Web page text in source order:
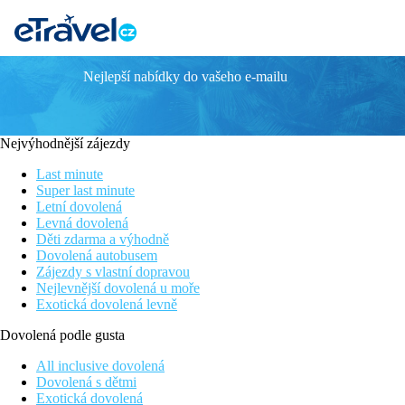
POGGIO DI TROPEA
Informace o hotelu
Poggio di Tropea je menší útulný resort, který se nachází na
budovách umístěné v zahradě napříč areálem. Využívat můžete
shuttle bus zdarma. Na větší pláži má hotel vyhrazenou část,
vlaková zastávka, či přímo do známé Tropey, kde zakusíte
Vzdálenost
pláže: 0 m, viz popisek
letiště: 54 km Lamezia Terme
centra: 0.6 km Parghelia, 3.1 km Tropea
nákupních možností: 600 m
Popis pokoje
Apartmá, 1 ložnice, Annex
ložnice s obývací částí
Nejlepší nabídky do vašeho e-mailu
Nejvýhodnější zájezdy
Last minute
Super last minute
Letní dovolená
Levná dovolená
Děti zdarma a výhodně
Dovolená autobusem
Zájezdy s vlastní dopravou
Nejlevnější dovolená u moře
Exotická dovolená levně
Dovolená podle gusta
All inclusive dovolená
Dovolená s dětmi
Exotická dovolená